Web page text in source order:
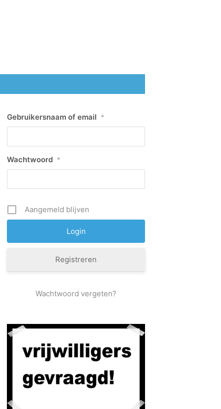
Gebruikersnaam of email *
Wachtwoord *
Aangemeld blijven
Registreren
Wachtwoord vergeten?